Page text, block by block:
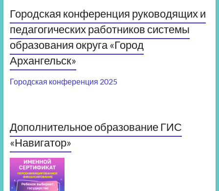
Городская конференция руководящих и
педагогических работников системы
образования округа «Город
Архангельск»
Городская конференция 2025
Дополнительное образование ГИС
«Навигатор»